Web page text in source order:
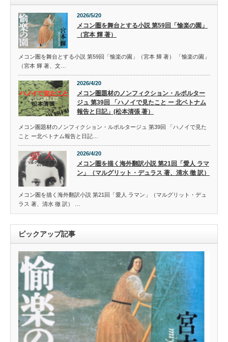
2026/5/20
メコン圏を舞台とする小説 第59回「愉楽の園」
（宮本 輝 著）
メコン圏を舞台とする小説 第59回「愉楽の園」（宮本 輝 著） 「愉楽の園」
（宮本 輝 著、文…
2026/4/20
メコン圏題材のノンフィクション・ルポルター
ジュ 第39回 「ハノイで見たこと ー 北ベトナム
報告と日記」(松本清張 著）
メコン圏題材のノンフィクション・ルポルタージュ 第39回 「ハノイで見た
こと ー北ベトナム報告と日記…
2026/4/20
メコン圏を描く海外翻訳小説 第21回「愛人 ラマ
ン」（マルグリット・デュラス 著、清水 徹 訳）
メコン圏を描く海外翻訳小説 第21回「愛人 ラマン」（マルグリット・デュ
ラス 著、清水 徹 訳） …
ピックアップ記事